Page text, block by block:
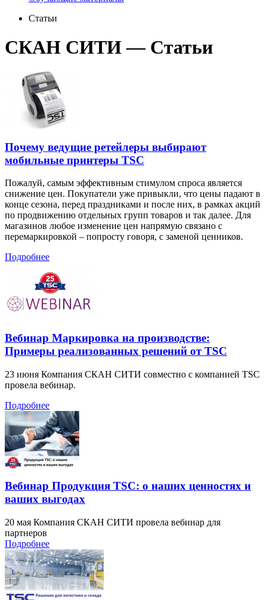
Статьи
СКАН СИТИ — Статьи
Почему ведущие ретейлеры выбирают
мобильные принтеры TSC
Пожалуй, самым эффективным стимулом спроса является
снижение цен. Покупатели уже привыкли, что цены падают в
конце сезона, перед праздниками и после них, в рамках акций
по продвижению отдельных групп товаров и так далее. Для
магазинов любое изменение цен напрямую связано с
перемаркировкой – попросту говоря, с заменой ценников.
Подробнее
Вебинар Маркировка на производстве:
Примеры реализованных решений от TSС
23 июня Компания СКАН СИТИ совместно с компанией TSC
провела вебинар.
Подробнее
Вебинар Продукция TSC: о наших ценностях и
ваших выгодах
20 мая Компания СКАН СИТИ провела вебинар для
партнеров
Подробнее